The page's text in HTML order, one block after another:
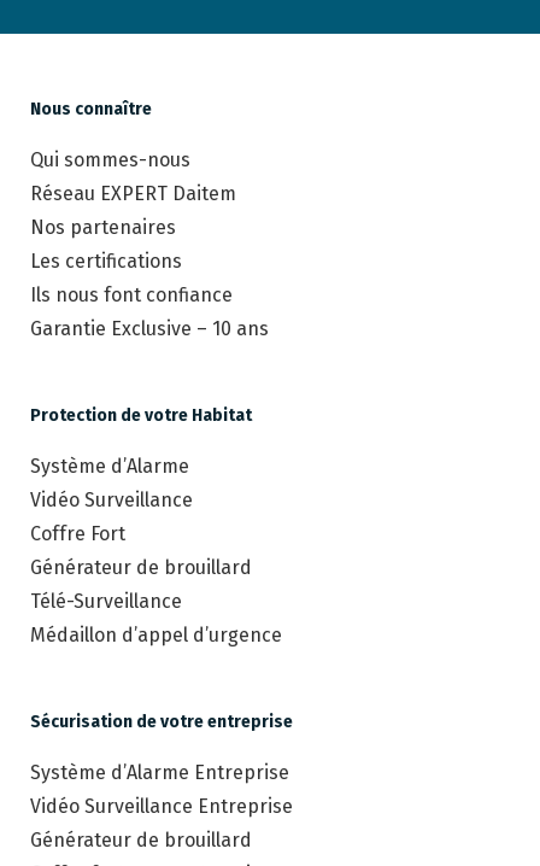
Nous connaître
Qui sommes-nous
Réseau EXPERT Daitem
Nos partenaires
Les certifications
Ils nous font confiance
Garantie Exclusive – 10 ans
Protection de votre Habitat
Système d’Alarme
Vidéo Surveillance
Coffre Fort
Générateur de brouillard
Télé-Surveillance
Médaillon d’appel d’urgence
Sécurisation de votre entreprise
Système d’Alarme Entreprise
Vidéo Surveillance Entreprise
Générateur de brouillard